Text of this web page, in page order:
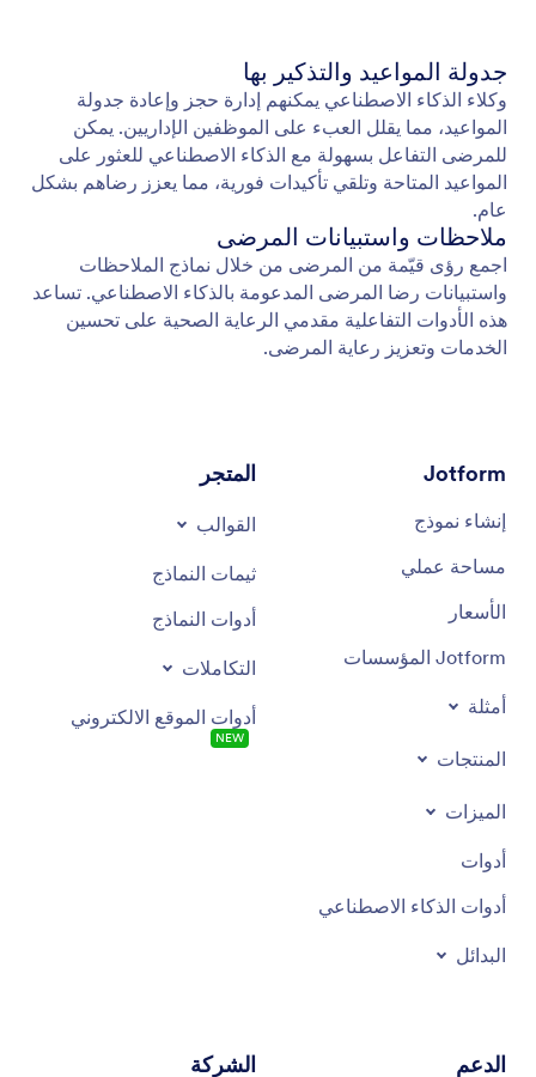
جدولة المواعيد والتذكير بها
وكلاء الذكاء الاصطناعي يمكنهم إدارة حجز وإعادة جدولة
المواعيد، مما يقلل العبء على الموظفين الإداريين. يمكن
للمرضى التفاعل بسهولة مع الذكاء الاصطناعي للعثور على
المواعيد المتاحة وتلقي تأكيدات فورية، مما يعزز رضاهم بشكل
عام.
ملاحظات واستبيانات المرضى
اجمع رؤى قيّمة من المرضى من خلال نماذج الملاحظات
واستبيانات رضا المرضى المدعومة بالذكاء الاصطناعي. تساعد
هذه الأدوات التفاعلية مقدمي الرعاية الصحية على تحسين
الخدمات وتعزيز رعاية المرضى.
Jotform
إنشاء نموذج
مساحة عملي
الأسعار
Jotform المؤسسات
أمثلة
المنتجات
الميزات
أدوات
أدوات الذكاء الاصطناعي
البدائل
المتجر
القوالب
ثيمات النماذج
أدوات النماذج
التكاملات
أدوات الموقع الالكتروني
NEW
الدعم الشركة